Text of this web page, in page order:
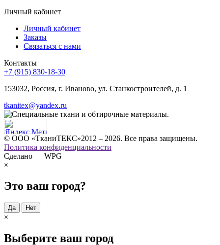
Личный кабинет
Личный кабинет
Заказы
Связаться с нами
Контакты
+7 (915) 830-18-30
153032, Россия, г. Иваново, ул. Станкостроителей, д. 1
tkanitex@yandex.ru
© ООО «ТканиТЕКС»2012 – 2026. Все права защищены.
Политика конфиденциальности
Сделано — WPG
×
Это ваш город?
Да Нет
×
Выберите ваш город